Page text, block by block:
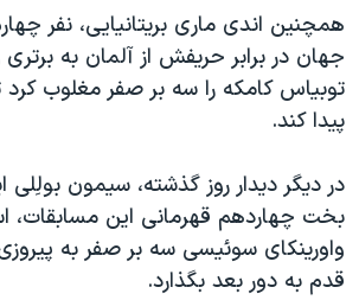
همچنین اندی ماری بریتانیایی، نفر
جهان در برابر حریفش از آلمان به
توبیاس کامکه را سه بر صفر مغلوب کرد
پیدا کند.
در دیگر دیدار روز گذشته، سیمون بولِلی
بخت چهاردهم قهرمانی این مسابقات،
واورینکای سوئیسی سه بر صفر به
قدم به دور بعد بگذارد.